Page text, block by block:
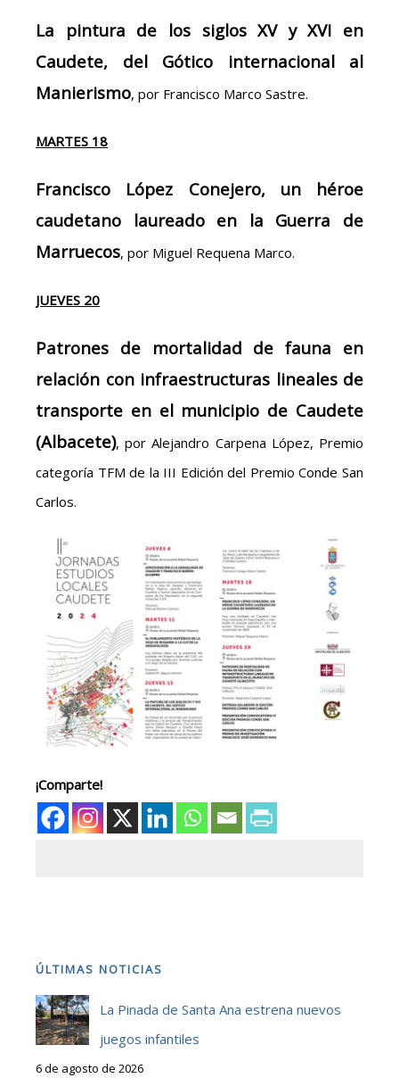
La pintura de los siglos XV y XVI en
Caudete, del Gótico internacional al
Manierismo, por Francisco Marco Sastre.
MARTES 18
Francisco López Conejero, un héroe
caudetano laureado en la Guerra de
Marruecos, por Miguel Requena Marco.
JUEVES 20
Patrones de mortalidad de fauna en
relación con infraestructuras lineales de
transporte en el municipio de Caudete
(Albacete), por Alejandro Carpena López, Premio
categoría TFM de la III Edición del Premio Conde San
Carlos.
¡Comparte!
ÚLTIMAS NOTICIAS
La Pinada de Santa Ana estrena nuevos
juegos infantiles
6 de agosto de 2026